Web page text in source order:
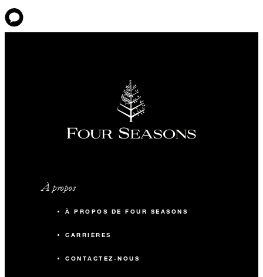
À propos
À PROPOS DE FOUR SEASONS
CARRIÈRES
CONTACTEZ-NOUS